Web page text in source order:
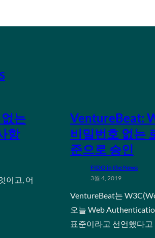
는
항
이고, 어
VentureBeat:
비밀번호 없는
준으로 승인
FIDO in the News
3월 4, 2019
VentureBeat는
오늘 Web
표준이라고 선언했다